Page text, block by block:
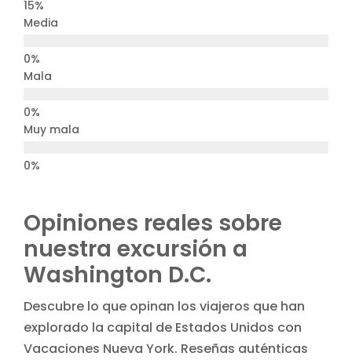
Media
Mala
Muy mala
Opiniones reales sobre
nuestra excursión a
Washington D.C.
Descubre lo que opinan los viajeros que han
explorado la capital de Estados Unidos con
Vacaciones Nueva York. Reseñas auténticas